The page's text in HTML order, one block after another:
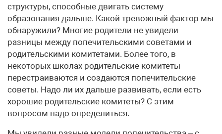
структуры, способные двигать систему
образования дальше. Какой тревожный фактор мы
обнаружили? Многие родители не увидели
разницы между попечительскими советами и
родительскими комитетами. Более того, в
некоторых школах родительские комитеты
перестраиваются и создаются попечительские
советы. Надо ли их дальше развивать, если есть
хорошие родительские комитеты? С этим
вопросом надо определиться.